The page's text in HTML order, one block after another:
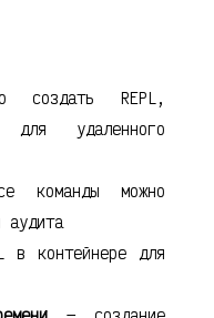
REPL,
для удаленного
можно
аудита
в контейнере для